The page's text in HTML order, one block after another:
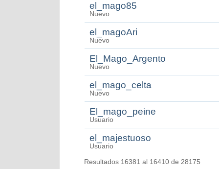
el_mago85
Nuevo
el_magoAri
Nuevo
El_Mago_Argento
Nuevo
el_mago_celta
Nuevo
El_mago_peine
Usuario
el_majestuoso
Usuario
Resultados 16381 al 16410 de 28175